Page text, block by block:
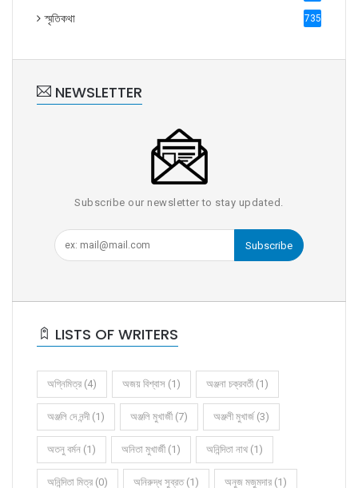
স্মৃতিকথা 735
NEWSLETTER
Subscribe our newsletter to stay updated.
Subscribe
LISTS OF WRITERS
অগ্নিমিত্র (4) অজয় বিশ্বাস (1) অঞ্জনা চক্রবর্তী (1)
অঞ্জলি দে নন্দী (1) অঞ্জলি মুখার্জী (7) অঞ্জলী মুখার্জ (3)
অতনু বর্মন (1) অনিতা মুখার্জী (1) অনিন্দিতা নাথ (1)
অনিন্দিতা মিত্র (0) অনিরুদ্ধ সুব্রত (1) অনুজ মজুমদার (1)